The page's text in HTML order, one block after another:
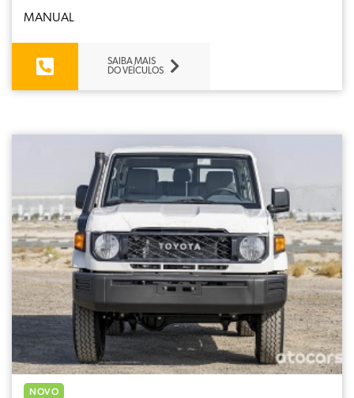
MANUAL
SAIBA MAIS
DO VEÍCULOS
NOVO